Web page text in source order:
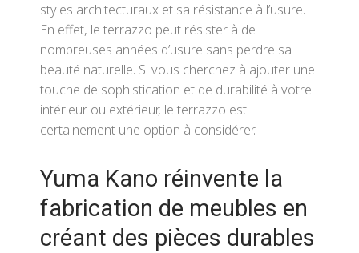
styles architecturaux et sa résistance à l’usure.
En effet, le terrazzo peut résister à de
nombreuses années d’usure sans perdre sa
beauté naturelle. Si vous cherchez à ajouter une
touche de sophistication et de durabilité à votre
intérieur ou extérieur, le terrazzo est
certainement une option à considérer.
Yuma Kano réinvente la
fabrication de meubles en
créant des pièces durables